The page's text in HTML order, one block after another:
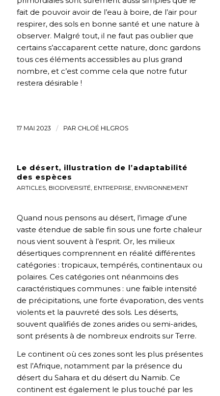
fait de pouvoir avoir de l’eau à boire, de l’air pour
respirer, des sols en bonne santé et une nature à
observer. Malgré tout, il ne faut pas oublier que
certains s’accaparent cette nature, donc gardons
tous ces éléments accessibles au plus grand
nombre, et c’est comme cela que notre futur
restera désirable !
17 MAI 2023 / PAR CHLOÉ HILGROS
Le désert, illustration de l’adaptabilité
des espèces
ARTICLES, BIODIVERSITÉ ENTREPRISE ENVIRONNEMENT
Quand nous pensons au désert, l’image d’une
vaste étendue de sable fin sous une forte chaleur
nous vient souvent à l’esprit. Or, les milieux
désertiques comprennent en réalité différentes
catégories : tropicaux, tempérés, continentaux ou
polaires. Ces catégories ont néanmoins des
caractéristiques communes : une faible intensité
de précipitations, une forte évaporation, des vents
violents et la pauvreté des sols. Les déserts,
souvent qualifiés de zones arides ou semi-arides,
sont présents à de nombreux endroits sur Terre.
Le continent où ces zones sont les plus présentes
est l’Afrique, notamment par la présence du
désert du Sahara et du désert du Namib. Ce
continent est également le plus touché par les